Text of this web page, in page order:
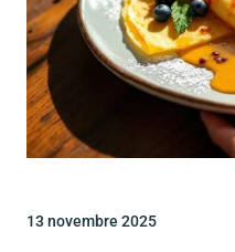
13 novembre 2025